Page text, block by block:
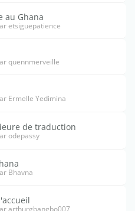
au Ghana
etsiguepatience
quennmerveille
Ermelle Yedimina
de traduction
odepassy
Bhavna